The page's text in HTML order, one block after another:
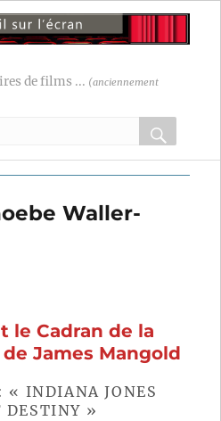
de films ... (anciennement
OK
Waller-
le Cadran de la
James Mangold
« INDIANA JONES
DESTINY »